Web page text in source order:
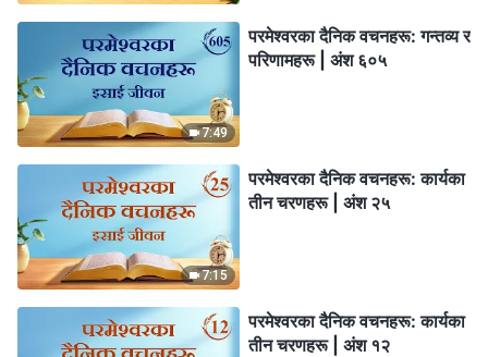
7:49
परमेश्‍वरका दैनिक वचनहरू: गन्तव्य र
परिणामहरू | अंश ६०५
7:15
परमेश्‍वरका दैनिक वचनहरू: कार्यका
तीन चरणहरू | अंश २५
परमेश्‍वरका दैनिक वचनहरू: कार्यका
तीन चरणहरू | अंश १२